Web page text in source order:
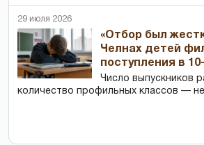
29 июля 2026
«Отбор был
Челнах детей
поступления в
Число выпускников
количество профильных классов —